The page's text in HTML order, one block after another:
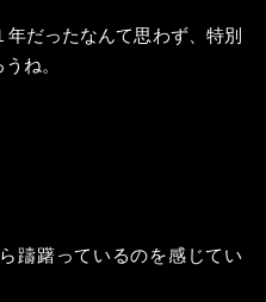
だったなんて思わず、特別
ね。
躊躇っているのを感じてい